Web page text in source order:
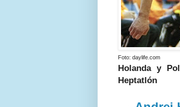
Foto: daylife.com
Holanda y
Heptatlón